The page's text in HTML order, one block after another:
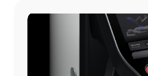
下从核心认证维度展开分
生产提供合规指引。本期
球核心认证体系· 性能认
壳）医疗产品外壳是指用